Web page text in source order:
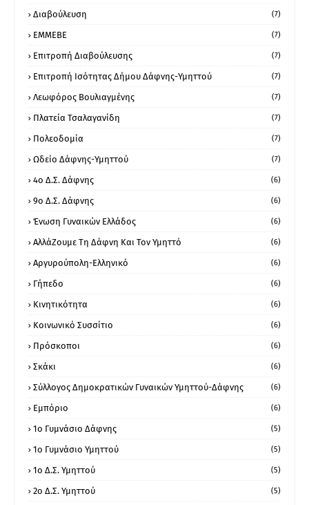
Διαβούλευση (7)
ΕΜΜΕΒΕ (7)
Επιτροπή Διαβούλευσης (7)
Επιτροπή Ισότητας Δήμου Δάφνης-Υμηττού (7)
Λεωφόρος Βουλιαγμένης (7)
Πλατεία Τσαλαγανίδη (7)
Πολεοδομία (7)
Ωδείο Δάφνης-Υμηττού (7)
4ο Δ.Σ. Δάφνης (6)
9ο Δ.Σ. Δάφνης (6)
Ένωση Γυναικών Ελλάδος (6)
ΑλλάΖουμε Τη Δάφνη Και Τον Υμηττό (6)
Αργυρούπολη-Ελληνικό (6)
Γήπεδο (6)
Κινητικότητα (6)
Κοινωνικό Συσσίτιο (6)
Πρόσκοποι (6)
Σκάκι (6)
Σύλλογος Δημοκρατικών Γυναικών Υμηττού-Δάφνης (6)
Εμπόριο (6)
1ο Γυμνάσιο Δάφνης (5)
1ο Γυμνάσιο Υμηττού (5)
1ο Δ.Σ. Υμηττού (5)
2ο Δ.Σ. Υμηττού (5)